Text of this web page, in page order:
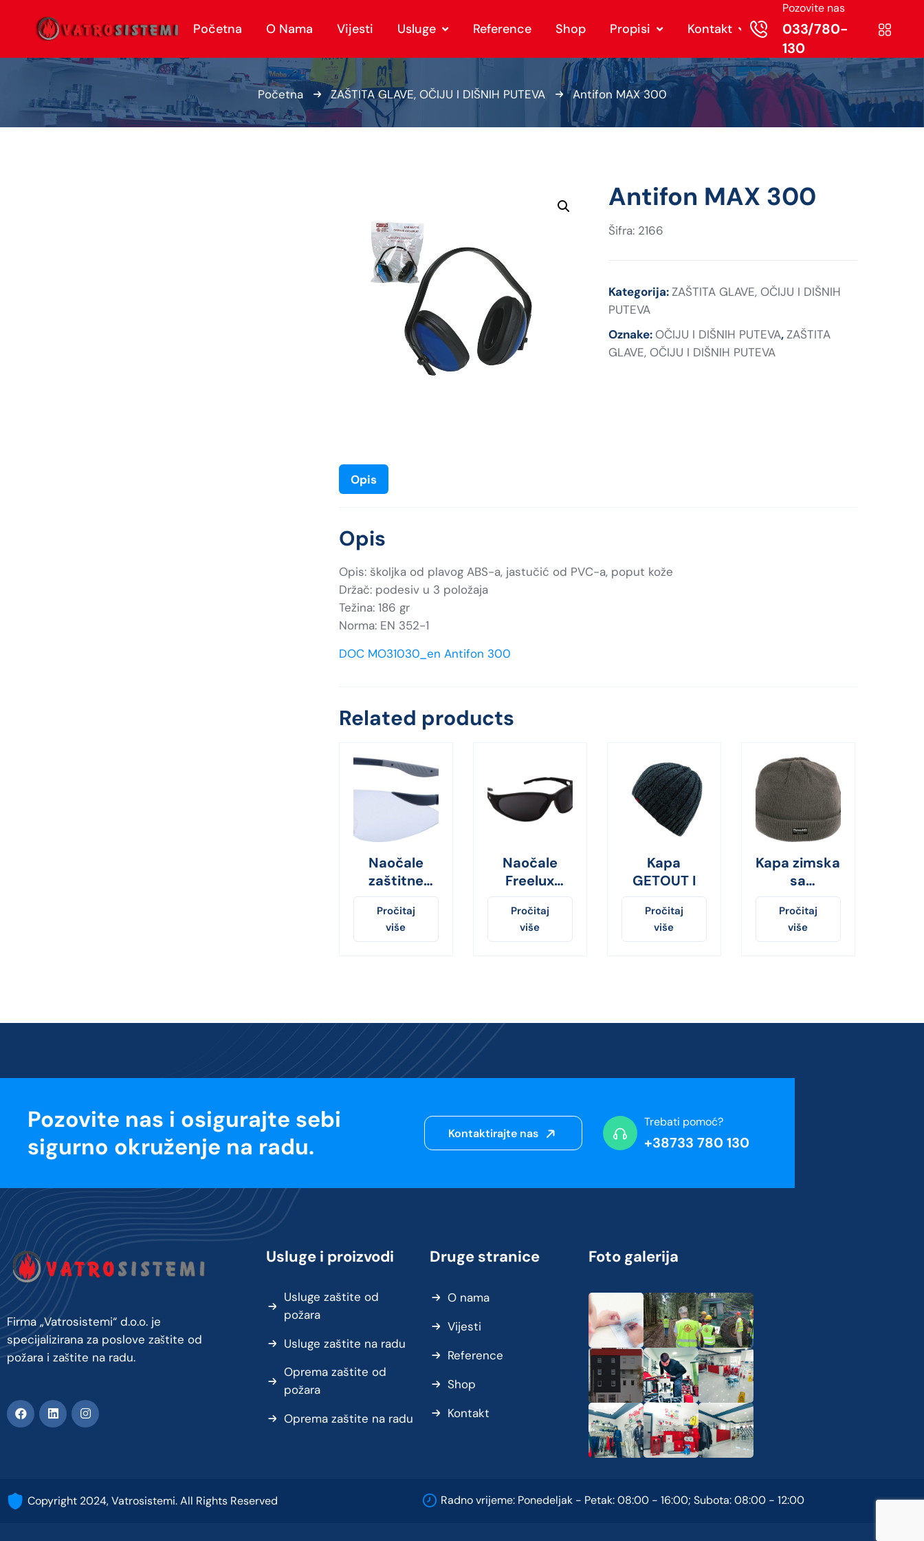
Početna O Nama Vijesti Usluge Reference Shop Propisi Kontakt
Pozovite nas
033/780-
130
Početna ZAŠTITA GLAVE, OČIJU I DIŠNIH PUTEVA Antifon MAX 300
Antifon MAX 300
Šifra: 2166
Kategorija:ZAŠTITA GLAVE, OČIJU I DIŠNIH
PUTEVA
Oznake: OČIJU I DIŠNIH PUTEVA,ZAŠTITA
GLAVE, OČIJU I DIŠNIH PUTEVA
Opis
Opis
Opis: školjka od plavog ABS-a, jastučić od PVC-a, poput kože
Držač: podesiv u 3 položaja
Težina: 186 gr
Norma: EN 352-1
DOC MO31030_en Antifon 300
Related products
Naočale
zaštitne
V7000
Pročitaj
više
Naočale
Freelux
tamne
62148
Pročitaj
više
Kapa
GETOUT I
Pročitaj
više
Kapa zimska
sa
utopljenjem
Pročitaj
više
Pozovite nas i osigurajte sebi
sigurno okruženje na radu.
Kontaktirajte nas
Trebati pomoć?
+38733 780 130
Firma „Vatrosistemi“ d.o.o. je
specijalizirana za poslove zaštite od
požara i zaštite na radu.
Usluge i proizvodi
Usluge zaštite od
požara
Usluge zaštite na radu
Oprema zaštite od
požara
Oprema zaštite na radu
Druge stranice
O nama
Vijesti
Reference
Shop
Kontakt
Foto galerija
Copyright 2024, Vatrosistemi. All Rights Reserved Radno vrijeme: Ponedeljak - Petak: 08:00 - 16:00; Subota: 08:00 - 12:00